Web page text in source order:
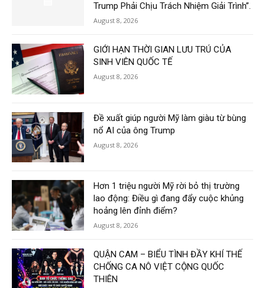
Trump Phải Chịu Trách Nhiệm Giải Trình”.
August 8, 2026
GIỚI HẠN THỜI GIAN LƯU TRÚ CỦA
SINH VIÊN QUỐC TẾ
August 8, 2026
Đề xuất giúp người Mỹ làm giàu từ bùng
nổ AI của ông Trump
August 8, 2026
Hơn 1 triệu người Mỹ rời bỏ thị trường
lao động: Điều gì đang đẩy cuộc khủng
hoảng lên đỉnh điểm?
August 8, 2026
QUẬN CAM – BIỂU TÌNH ĐẦY KHÍ THẾ
CHỐNG CA NÔ VIỆT CỘNG QUỐC
THIÊN